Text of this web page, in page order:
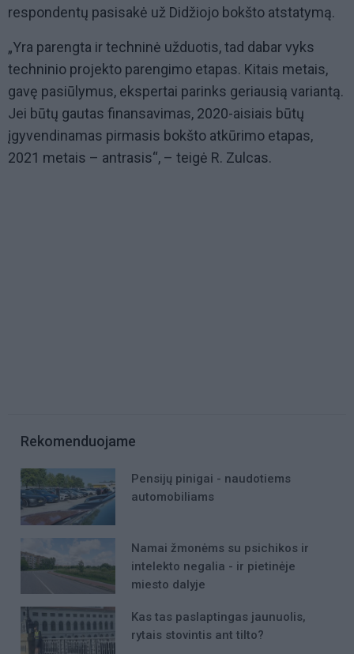
respondentų pasisakė už Didžiojo bokšto atstatymą.
„Yra parengta ir techninė užduotis, tad dabar vyks
techninio projekto parengimo etapas. Kitais metais,
gavę pasiūlymus, ekspertai parinks geriausią variantą.
Jei būtų gautas finansavimas, 2020-aisiais būtų
įgyvendinamas pirmasis bokšto atkūrimo etapas,
2021 metais – antrasis“, – teigė R. Zulcas.
Rekomenduojame
Pensijų pinigai - naudotiems
automobiliams
Namai žmonėms su psichikos ir
intelekto negalia - ir pietinėje
miesto dalyje
Kas tas paslaptingas jaunuolis,
rytais stovintis ant tilto?